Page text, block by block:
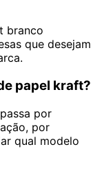
branco
que desejam
papel kraft?
por
por
qual modelo